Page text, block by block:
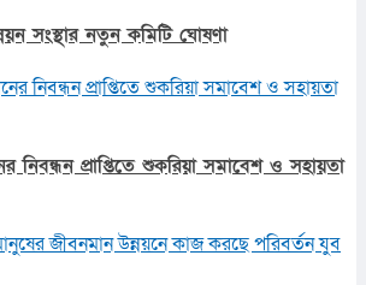
সংস্থার নতুন কমিটি ঘোষণা
নিবন্ধন প্রাপ্তিতে শুকরিয়া সমাবেশ ও সহায়তা